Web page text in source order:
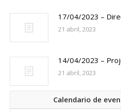
17/04/2023 –
21 abril, 2023
14/04/2023 –
21 abril, 2023
Calendario de